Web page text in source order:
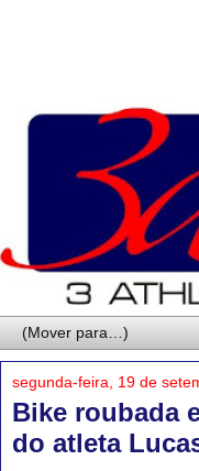
segunda-feira, 19 de
Bike roubada
do atleta